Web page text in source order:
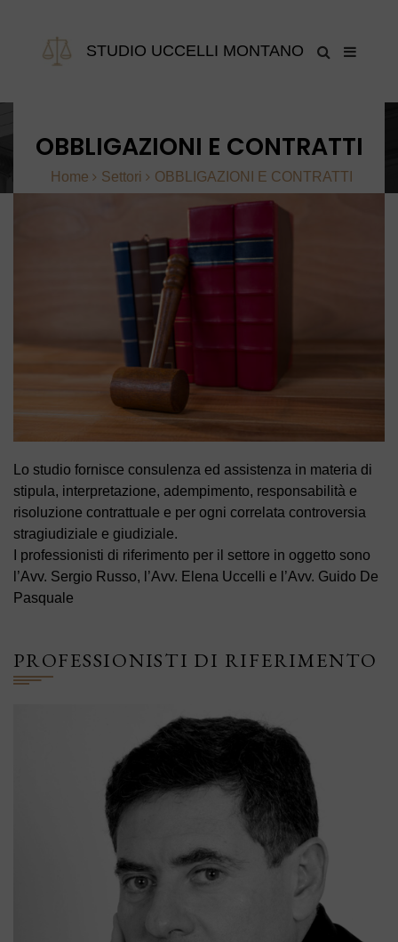
STUDIO UCCELLI MONTANO
OBBLIGAZIONI E CONTRATTI
Home Settori OBBLIGAZIONI E CONTRATTI
Lo studio fornisce consulenza ed assistenza in materia di
stipula, interpretazione, adempimento, responsabilità e
risoluzione contrattuale e per ogni correlata controversia
stragiudiziale e giudiziale.
I professionisti di riferimento per il settore in oggetto sono
l’Avv. Sergio Russo, l’Avv. Elena Uccelli e l’Avv. Guido De
Pasquale
PROFESSIONISTI DI RIFERIMENTO